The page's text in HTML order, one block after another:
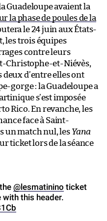
Guadeloupe avaient la
la phase de poules de la
le 24 juin aux États-
les trois équipes
contre leurs
Christophe-et-Niévès,
deux d’entre elles ont
gorge : la Guadeloupe a
s’est imposée
Rico. En revanche, les
face à Saint-
un match nul, les Yana
ticket lors de la séance
@lesmatinino ticket
this header.